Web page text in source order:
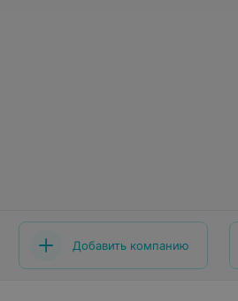
Добавить компанию